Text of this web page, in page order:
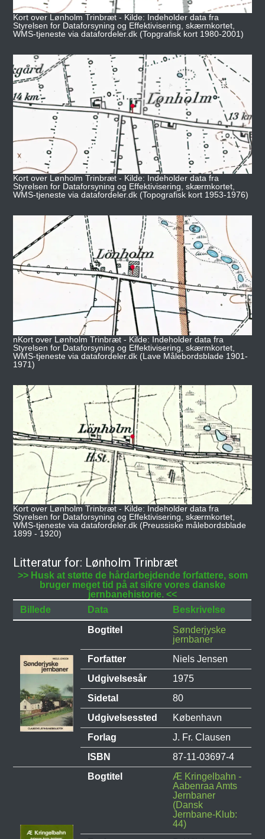
Kort over Lønholm Trinbræt - Kilde: Indeholder data fra
Styrelsen for Dataforsyning og Effektivisering, skærmkortet,
WMS-tjeneste via datafordeler.dk (Topgrafisk kort 1980-2001)
Kort over Lønholm Trinbræt - Kilde: Indeholder data fra
Styrelsen for Dataforsyning og Effektivisering, skærmkortet,
WMS-tjeneste via datafordeler.dk (Topografisk kort 1953-1976)
nKort over Lønholm Trinbræt - Kilde: Indeholder data fra
Styrelsen for Dataforsyning og Effektivisering, skærmkortet,
WMS-tjeneste via datafordeler.dk (Lave Målebordsblade 1901-
1971)
Kort over Lønholm Trinbræt - Kilde: Indeholder data fra
Styrelsen for Dataforsyning og Effektivisering, skærmkortet,
WMS-tjeneste via datafordeler.dk (Preussiske målebordsblade
1899 - 1920)
Litteratur for: Lønholm Trinbræt
>> Husk at støtte de hårdarbejdende forfattere, som
bruger meget tid på at sikre vores danske
jernbanehistorie. <<
Billede
Data
Beskrivelse
Bogtitel
Sønderjyske
jernbaner
Forfatter
Niels Jensen
Udgivelsesår
1975
Sidetal
80
Udgivelsessted
København
Forlag
J. Fr. Clausen
ISBN
87-11-03697-4
Bogtitel
Æ Kringelbahn -
Aabenraa Amts
Jernbaner
(Dansk
Jernbane-Klub:
44)